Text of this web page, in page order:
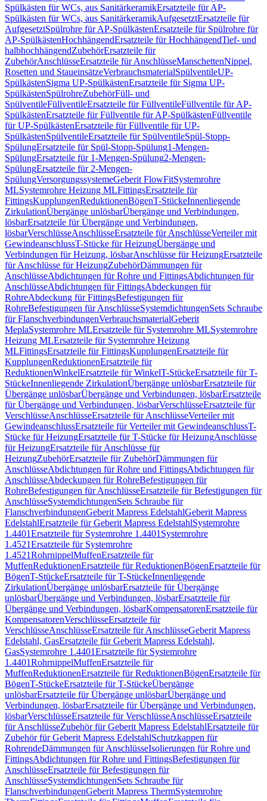
Spülkästen für WCs, aus SanitärkeramikErsatzteile für AP-
Spülkästen für WCs, aus SanitärkeramikAufgesetztErsatzteile für
AufgesetztSpülrohre für AP-SpülkästenErsatzteile für Spülrohre für
AP-SpülkästenHochhängendErsatzteile für HochhängendTief- und
halbhochhängendZubehörErsatzteile für
ZubehörAnschlüsseErsatzteile für AnschlüsseManschettenNippel,
Rosetten und StaueinsätzeVerbrauchsmaterialSpülventileUP-
SpülkästenSigma UP-SpülkästenErsatzteile für Sigma UP-
SpülkästenSpülrohreZubehörFüll- und
SpülventileFüllventileErsatzteile für FüllventileFüllventile für AP-
SpülkästenErsatzteile für Füllventile für AP-SpülkästenFüllventile
für UP-SpülkästenErsatzteile für Füllventile für UP-
SpülkästenSpülventileErsatzteile für SpülventileSpül-Stopp-
SpülungErsatzteile für Spül-Stopp-Spülung1-Mengen-
SpülungErsatzteile für 1-Mengen-Spülung2-Mengen-
SpülungErsatzteile für 2-Mengen-
SpülungVersorgungssystemeGeberit FlowFitSystemrohre
MLSystemrohre Heizung MLFittingsErsatzteile für
FittingsKupplungenReduktionenBögenT-StückeInnenliegende
ZirkulationÜbergänge unlösbarÜbergänge und Verbindungen,
lösbarErsatzteile für Übergänge und Verbindungen,
lösbarVerschlüsseAnschlüsseErsatzteile für AnschlüsseVerteiler mit
GewindeanschlussT-Stücke für HeizungÜbergänge und
Verbindungen für Heizung, lösbarAnschlüsse für HeizungErsatzteile
für Anschlüsse für HeizungZubehörDämmungen für
AnschlüsseAbdichtungen für Rohre und FittingsAbdichtungen für
AnschlüsseAbdichtungen für FittingsAbdeckungen für
RohreAbdeckung für FittingsBefestigungen für
RohreBefestigungen für AnschlüsseSystemdichtungenSets Schraube
für FlanschverbindungenVerbrauchsmaterialGeberit
MeplaSystemrohre MLErsatzteile für Systemrohre MLSystemrohre
Heizung MLErsatzteile für Systemrohre Heizung
MLFittingsErsatzteile für FittingsKupplungenErsatzteile für
KupplungenReduktionenErsatzteile für
ReduktionenWinkelErsatzteile für WinkelT-StückeErsatzteile für T-
StückeInnenliegende ZirkulationÜbergänge unlösbarErsatzteile für
Übergänge unlösbarÜbergänge und Verbindungen, lösbarErsatzteile
für Übergänge und Verbindungen, lösbarVerschlüsseErsatzteile für
VerschlüsseAnschlüsseErsatzteile für AnschlüsseVerteiler mit
GewindeanschlussErsatzteile für Verteiler mit GewindeanschlussT-
Stücke für HeizungErsatzteile für T-Stücke für HeizungAnschlüsse
für HeizungErsatzteile für Anschlüsse für
HeizungZubehörErsatzteile für ZubehörDämmungen für
AnschlüsseAbdichtungen für Rohre und FittingsAbdichtungen für
AnschlüsseAbdeckungen für RohreBefestigungen für
RohreBefestigungen für AnschlüsseErsatzteile für Befestigungen für
AnschlüsseSystemdichtungenSets Schraube für
FlanschverbindungenGeberit Mapress EdelstahlGeberit Mapress
EdelstahlErsatzteile für Geberit Mapress EdelstahlSystemrohre
1.4401Ersatzteile für Systemrohre 1.4401 Systemrohre
1.4521Ersatzteile für Systemrohre
1.4521RohrnippelMuffenErsatzteile für
MuffenReduktionenErsatzteile für ReduktionenBögenErsatzteile für
BögenT-StückeErsatzteile für T-StückeInnenliegende
ZirkulationÜbergänge unlösbarErsatzteile für Übergänge
unlösbarÜbergänge und Verbindungen, lösbarErsatzteile für
Übergänge und Verbindungen, lösbarKompensatorenErsatzteile für
KompensatorenVerschlüsseErsatzteile für
VerschlüsseAnschlüsseErsatzteile für AnschlüsseGeberit Mapress
Edelstahl, GasErsatzteile für Geberit Mapress Edelstahl,
GasSystemrohre 1.4401Ersatzteile für Systemrohre
1.4401RohrnippelMuffenErsatzteile für
MuffenReduktionenErsatzteile für ReduktionenBögenErsatzteile für
BögenT-StückeErsatzteile für T-StückeÜbergänge
unlösbarErsatzteile für Übergänge unlösbarÜbergänge und
Verbindungen, lösbarErsatzteile für Übergänge und Verbindungen,
lösbarVerschlüsseErsatzteile für VerschlüsseAnschlüsseErsatzteile
für AnschlüsseZubehör für Geberit Mapress EdelstahlErsatzteile für
Zubehör für Geberit Mapress EdelstahlSchutzkappen für
RohrendeDämmungen für AnschlüsseIsolierungen für Rohre und
FittingsAbdichtungen für Rohre und FittingsBefestigungen für
AnschlüsseErsatzteile für Befestigungen für
AnschlüsseSystemdichtungenSets Schraube für
FlanschverbindungenGeberit Mapress ThermSystemrohre